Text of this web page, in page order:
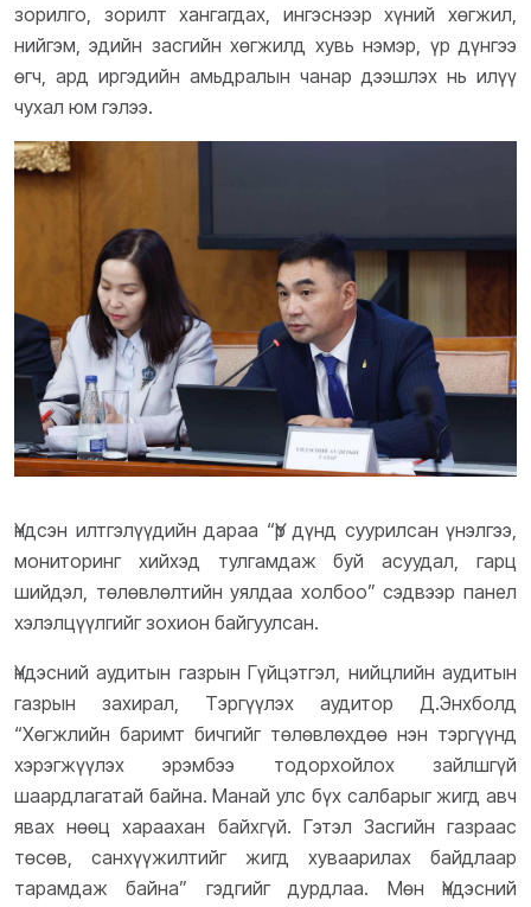
зорилго, зорилт хангагдах, ингэснээр хүний хөгжил,
нийгэм, эдийн засгийн хөгжилд хувь нэмэр, үр дүнгээ
өгч, ард иргэдийн амьдралын чанар дээшлэх нь илүү
чухал юм гэлээ.
Үндсэн илтгэлүүдийн дараа “Үр дүнд суурилсан үнэлгээ,
мониторинг хийхэд тулгамдаж буй асуудал, гарц
шийдэл, төлөвлөлтийн уялдаа холбоо” сэдвээр панел
хэлэлцүүлгийг зохион байгуулсан.
Үндэсний аудитын газрын Гүйцэтгэл, нийцлийн аудитын
газрын захирал, Тэргүүлэх аудитор Д.Энхболд
“Хөгжлийн баримт бичгийг төлөвлөхдөө нэн тэргүүнд
хэрэгжүүлэх эрэмбээ тодорхойлох зайлшгүй
шаардлагатай байна. Манай улс бүх салбарыг жигд авч
явах нөөц хараахан байхгүй. Гэтэл Засгийн газраас
төсөв, санхүүжилтийг жигд хуваарилах байдлаар
тарамдаж байна” гэдгийг дурдлаа. Мөн Үндэсний